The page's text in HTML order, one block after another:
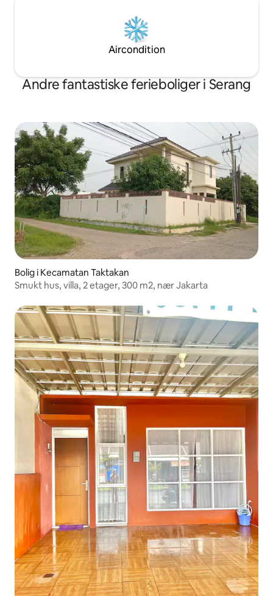
Aircondition
Andre fantastiske ferieboliger i Serang
Bolig i Kecamatan Taktakan
Smukt hus, villa, 2 etager, 300 m2, nær Jakarta